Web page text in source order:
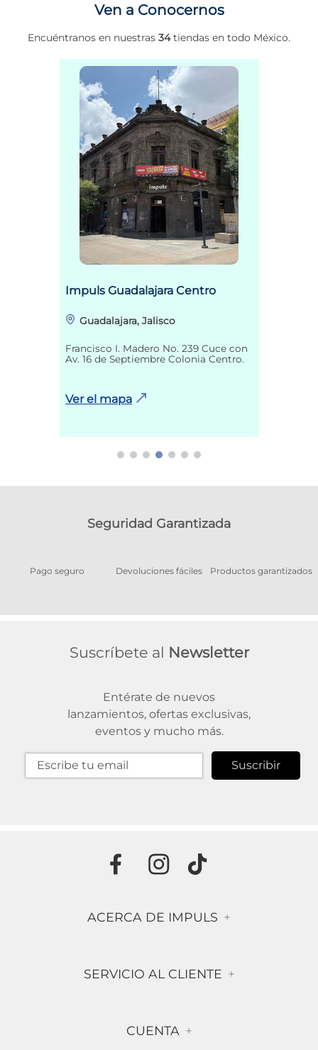
Ven a Conocernos
Encuéntranos en nuestras 34tiendas en todo México.
Impuls Guadalajara Centro
Guadalajara, Jalisco
Francisco I. Madero No. 239 Cuce con
Av. 16 de Septiembre Colonia Centro.
Ver el mapa
Seguridad Garantizada
Pago seguro Devoluciones fáciles Productos garantizados
Suscríbete al Newsletter
Entérate de nuevos
lanzamientos, ofertas exclusivas,
eventos y mucho más.
Suscribir
ACERCA DE IMPULS +
Contáctanos
SERVICIO AL CLIENTE +
CUENTA +